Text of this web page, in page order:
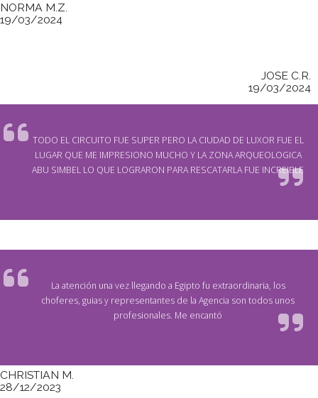
NORMA M.Z.
19/03/2024
JOSE C.R.
19/03/2024
TODO EL CIRCUITO FUE SUPER PERO LA CIUDAD DE LUXOR FUE EL
LUGAR QUE ME IMPRESIONO MUCHO Y LA ZONA ARQUEOLOGICA
ABU SIMBEL LO QUE LOGRARON PARA RESCATARLA FUE INCREIBLE
La atención una vez llegando a Egipto fu extraordinaria, los
choferes, guias y representantes de la Agencia son todos unos
profesionales. Me encantó
CHRISTIAN M.
28/12/2023